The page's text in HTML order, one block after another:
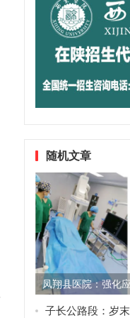
随机文章
凤翔县医院：强化
子长公路段：岁末年初隐